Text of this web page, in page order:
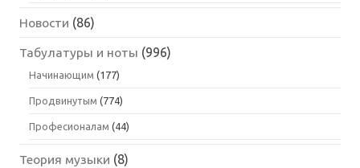
Новости (86)
Табулатуры и ноты (996)
Начинающим (177)
Продвинутым (774)
Професионалам (44)
Теория музыки (8)